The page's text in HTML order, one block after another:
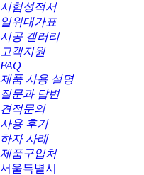
시험성적서
일위대가표
시공 갤러리
고객지원
FAQ
제품 사용 설명
질문과 답변
견적문의
사용 후기
하자 사례
제품구입처
서울특별시